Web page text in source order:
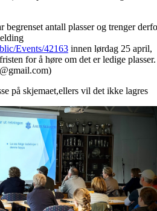
begrenset antall plasser og trenger
Events/42163 innen lørdag 25 april,
for å høre om det er ledige plasser.
på skjemaet,ellers vil det ikke lagres